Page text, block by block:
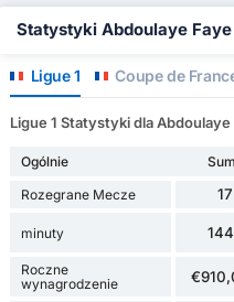
Statystyki Abdoulaye
Ligue 1 Coupe de
Ligue 1 Statystyki dla Abdoulaye
Ogólnie
Rozegrane Mecze
17
minuty
Roczne
wynagrodzenie